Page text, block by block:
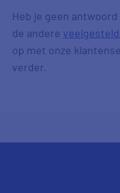
Heb je geen
de andere
op met onze
verder.